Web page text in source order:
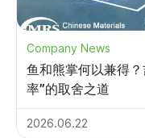
Company News
鱼和熊掌何以兼得
率”的取舍之道
2026.06.22